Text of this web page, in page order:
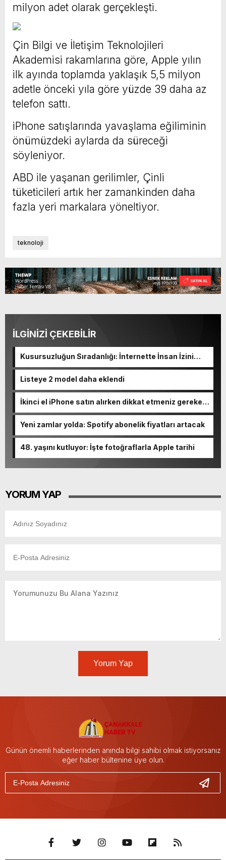
milyon adet olarak gerçekleşti.
Çin Bilgi ve İletişim Teknolojileri
Akademisi rakamlarına göre, Apple yılın
ilk ayında toplamda yaklaşık 5,5 milyon
adetle önceki yıla göre yüzde 39 daha az
telefon sattı.
iPhone satışlarında yavaşlama eğiliminin
önümüzdeki aylarda da süreceği
söyleniyor.
ABD ile yaşanan gerilimler, Çinli
tüketicileri artık her zamankinden daha
fazla yeri markalara yöneltiyor.
teknoloji
İLGİNİZİ ÇEKEBİLİR
Kusursuzluğun Sıradanlığı: İnternette İnsan İzini
Listeye 2 model daha eklendi
İkinci el iPhone satın alırken dikkat etmeniz gereken
Yeni zamlar yolda: Spotify abonelik fiyatları artacak
48. yaşını kutluyor: İşte fotoğraflarla Apple tarihi
YORUM YAP
Yorum Yap
Günün önemli haberlerinden anında bilgi sahibi olmak istiyorsanız
eğer haber bültenine üye olun.